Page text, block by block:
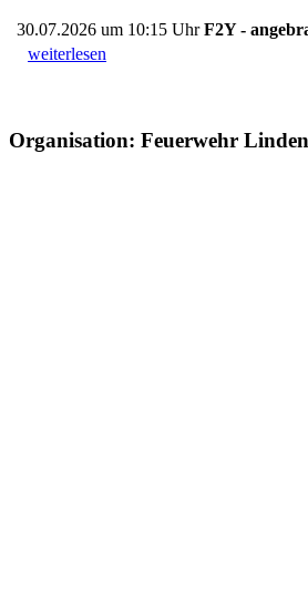
30.07.2026 um 10:15 UhrF2Y -
weiterlesen
Organisation: Feuerwehr